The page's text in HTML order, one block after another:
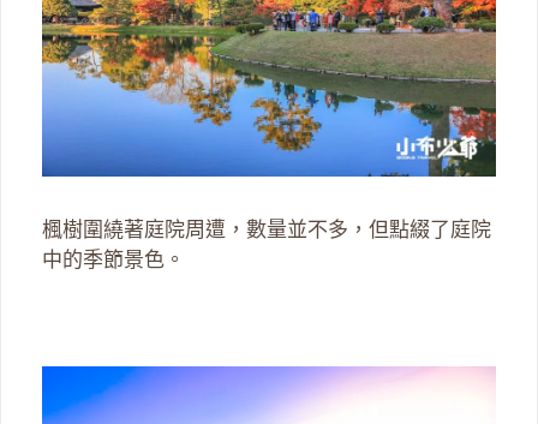
楓樹圍繞著庭院周遭，數量並不多，但點綴了庭院
中的季節景色。